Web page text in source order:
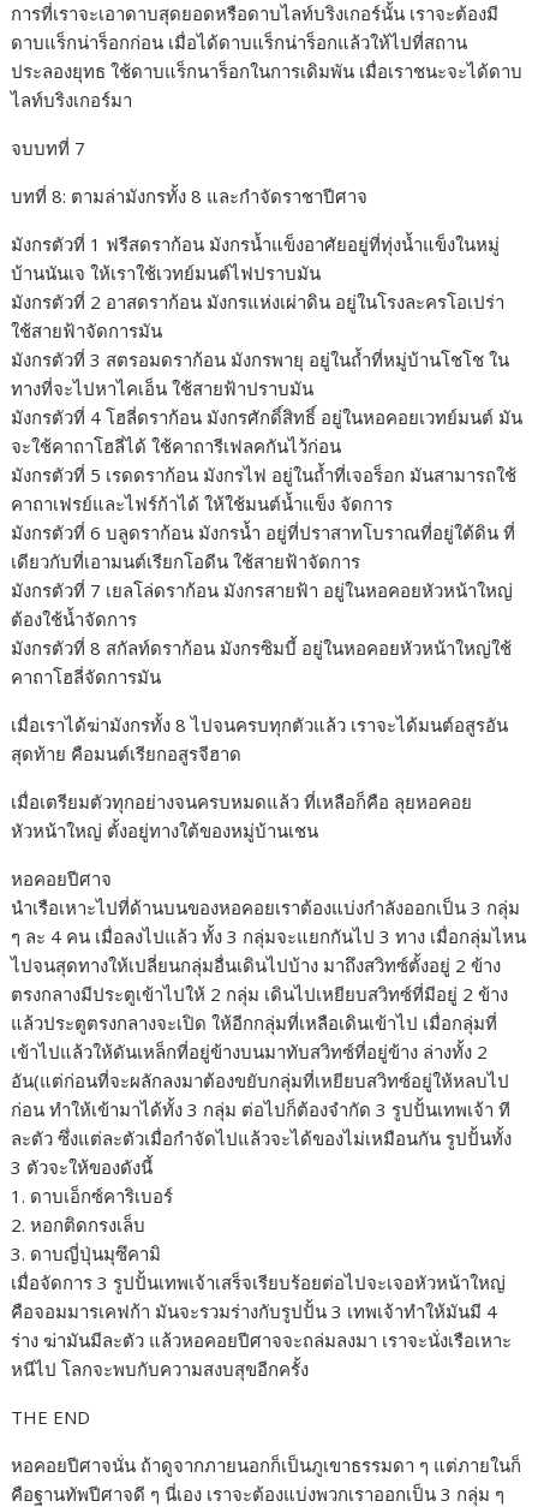
การที่เราจะเอาดาบสุดยอดหรือดาบไลท์บริงเกอร์นั้น เราจะต้องมี
ดาบแร็กน่าร็อกก่อน เมื่อได้ดาบแร็กน่าร็อกแล้วให้ไปที่สถาน
ประลองยุทธ ใช้ดาบแร็กนาร็อกในการเดิมพัน เมื่อเราชนะจะได้ดาบ
ไลท์บริงเกอร์มา
จบบทที่ 7
บทที่ 8: ตามล่ามังกรทั้ง 8 และกำจัดราชาปีศาจ
มังกรตัวที่ 1 ฟรีสดราก้อน มังกรน้ำแข็งอาศัยอยู่ที่ทุ่งน้ำแข็งในหมู่
บ้านนันเจ ให้เราใช้เวทย์มนต์ไฟปราบมัน
มังกรตัวที่ 2 อาสดราก้อน มังกรแห่งเผ่าดิน อยู่ในโรงละครโอเปร่า
ใช้สายฟ้าจัดการมัน
มังกรตัวที่ 3 สตรอมดราก้อน มังกรพายุ อยู่ในถ้ำที่หมู่บ้านโชโช ใน
ทางที่จะไปหาไคเอ็น ใช้สายฟ้าปราบมัน
มังกรตัวที่ 4 โฮลี่ดราก้อน มังกรศักดิ์สิทธิ์ อยู่ในหอคอยเวทย์มนต์ มัน
จะใช้คาถาโฮลี่ได้ ใช้คาถารีเฟลคกันไว้ก่อน
มังกรตัวที่ 5 เรดดราก้อน มังกรไฟ อยู่ในถ้ำที่เจอร็อก มันสามารถใช้
คาถาเฟรย์และไฟร์ก้าได้ ให้ใช้มนต์น้ำแข็ง จัดการ
มังกรตัวที่ 6 บลูดราก้อน มังกรน้ำ อยู่ที่ปราสาทโบราณที่อยู่ใต้ดิน ที่
เดียวกับที่เอามนต์เรียกโอดีน ใช้สายฟ้าจัดการ
มังกรตัวที่ 7 เยลโล่ดราก้อน มังกรสายฟ้า อยู่ในหอคอยหัวหน้าใหญ่
ต้องใช้น้ำจัดการ
มังกรตัวที่ 8 สกัลท์ดราก้อน มังกรซิมบี้ อยู่ในหอคอยหัวหน้าใหญ่ใช้
คาถาโฮลี่จัดการมัน
เมื่อเราได้ฆ่ามังกรทั้ง 8 ไปจนครบทุกตัวแล้ว เราจะได้มนต์อสูรอัน
สุดท้าย คือมนต์เรียกอสูรจีฮาด
เมื่อเตรียมตัวทุกอย่างจนครบหมดแล้ว ที่เหลือก็คือ ลุยหอคอย
หัวหน้าใหญ่ ตั้งอยู่ทางใต้ของหมู่บ้านเชน
หอคอยปีศาจ
นำเรือเหาะไปที่ด้านบนของหอคอยเราต้องแบ่งกำลังออกเป็น 3 กลุ่ม
ๆ ละ 4 คน เมื่อลงไปแล้ว ทั้ง 3 กลุ่มจะแยกกันไป 3 ทาง เมื่อกลุ่มไหน
ไปจนสุดทางให้เปลี่ยนกลุ่มอื่นเดินไปบ้าง มาถึงสวิทซ์ตั้งอยู่ 2 ข้าง
ตรงกลางมีประตูเข้าไปให้ 2 กลุ่ม เดินไปเหยียบสวิทซ์ที่มีอยู่ 2 ข้าง
แล้วประตูตรงกลางจะเปิด ให้อีกกลุ่มที่เหลือเดินเข้าไป เมื่อกลุ่มที่
เข้าไปแล้วให้ดันเหล็กที่อยู่ข้างบนมาทับสวิทซ์ที่อยู่ข้าง ล่างทั้ง 2
อัน(แต่ก่อนที่จะผลักลงมาต้องขยับกลุ่มที่เหยียบสวิทซ์อยู่ให้หลบไป
ก่อน ทำให้เข้ามาได้ทั้ง 3 กลุ่ม ต่อไปก็ต้องจำกัด 3 รูปปั้นเทพเจ้า ที
ละตัว ซึ่งแต่ละตัวเมื่อกำจัดไปแล้วจะได้ของไม่เหมือนกัน รูปปั้นทั้ง
3 ตัวจะให้ของดังนี้
1. ดาบเอ็กซ์คาริเบอร์
2. หอกติดกรงเล็บ
3. ดาบญี่ปุ่นมุซึคามิ
เมื่อจัดการ 3 รูปปั้นเทพเจ้าเสร็จเรียบร้อยต่อไปจะเจอหัวหน้าใหญ่
คือจอมมารเคฟก้า มันจะรวมร่างกับรูปปั้น 3 เทพเจ้าทำให้มันมี 4
ร่าง ฆ่ามันมีละตัว แล้วหอคอยปีศาจจะถล่มลงมา เราจะนั่งเรือเหาะ
หนีไป โลกจะพบกับความสงบสุขอีกครั้ง
THE END
หอคอยปีศาจนั่น ถ้าดูจากภายนอกก็เป็นภูเขาธรรมดา ๆ แต่ภายในก็
คือฐานทัพปีศาจดี ๆ นี่เอง เราจะต้องแบ่งพวกเราออกเป็น 3 กลุ่ม ๆ